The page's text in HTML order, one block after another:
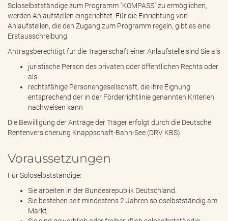
Soloselbstständige zum Programm "KOMPASS" zu ermöglichen,
werden Anlaufstellen eingerichtet. Für die Einrichtung von
Anlaufstellen, die den Zugang zum Programm regeln, gibt es eine
Erstausschreibung.
Antragsberechtigt für die Trägerschaft einer Anlaufstelle sind Sie als
juristische Person des privaten oder öffentlichen Rechts oder
als
rechtsfähige Personengesellschaft, die ihre Eignung
entsprechend der in der Förderrichtlinie genannten Kriterien
nachweisen kann
Die Bewilligung der Anträge der Träger erfolgt durch die Deutsche
Rentenversicherung Knappschaft-Bahn-See (DRV KBS).
Voraussetzungen
Für Soloselbstständige:
Sie arbeiten in der Bundesrepublik Deutschland.
Sie bestehen seit mindestens 2 Jahren soloselbstständig am
Markt.